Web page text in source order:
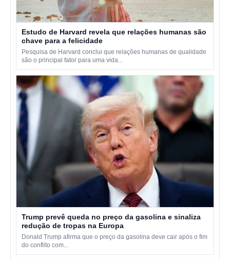
Estudo de Harvard revela que relações humanas são
chave para a felicidade
Pesquisa de Harvard conclui que relações humanas de qualidade
são o principal fator para uma vida...
Trump prevê queda no preço da gasolina e sinaliza
redução de tropas na Europa
Donald Trump afirma que o preço da gasolina deve cair após o fim
do conflito com...